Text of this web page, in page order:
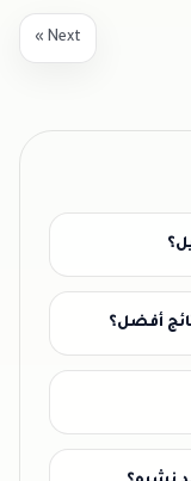
Next »
أفضل؟